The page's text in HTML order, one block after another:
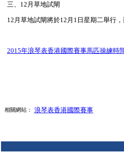
三、12月草地試閘
12月草地試閘將於12月1日星期二舉行
2015年浪琴表香港國際賽事馬匹操練時
相關網站： 浪琴表香港國際賽事